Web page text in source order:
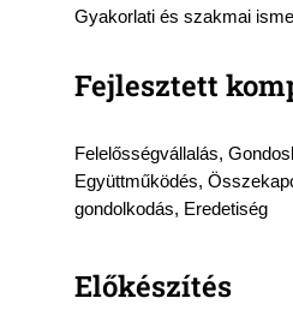
Gyakorlati és szakmai
Fejlesztett
Felelősségvállalás,
Együttműködés,
gondolkodás, Eredetiség
Előkészítés